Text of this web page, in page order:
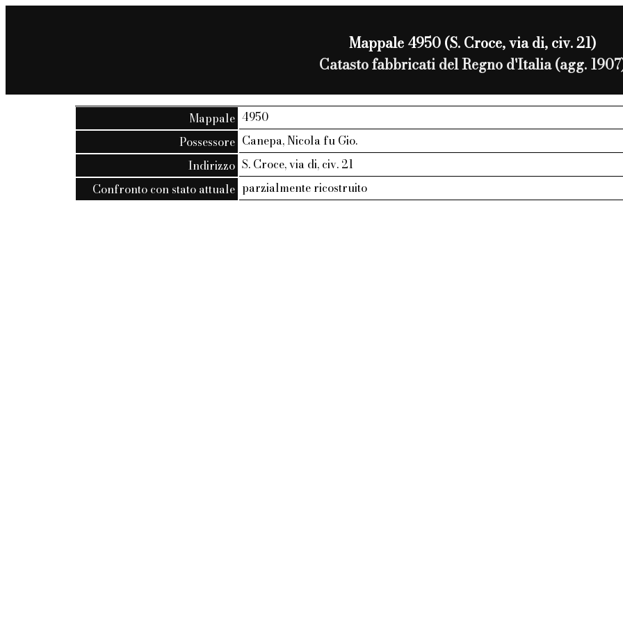
Mappale 4950 (S. Croce, via di, civ. 21)
Catasto fabbricati del Regno d'Italia (agg.
Mappale 4950
Possessore Canepa, Nicola fu Gio.
Indirizzo S. Croce, via di, civ. 21
Confronto con stato attuale parzialmente ricostruito